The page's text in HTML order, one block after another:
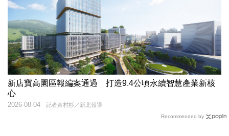
新店寶高園區報編案通過 打造9.4公頃永續智慧產業新核
心
記者黃村杉／新北報導
2026-08-04
Recommended by